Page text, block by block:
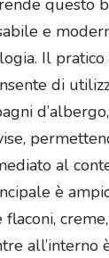
questo
e
Il
di
al
è
all’interno